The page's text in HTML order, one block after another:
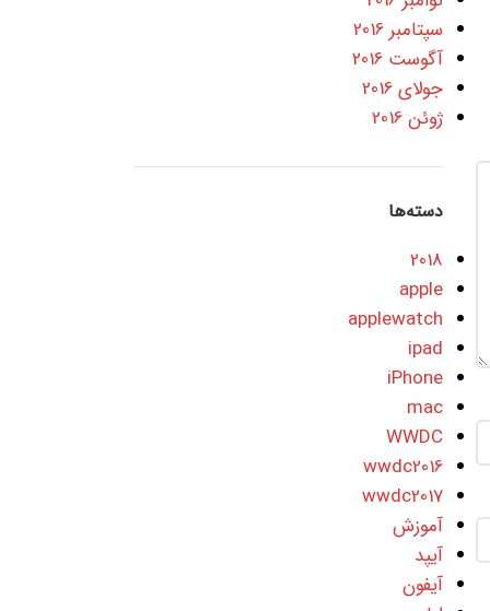
سپتامبر 2016
آگوست 2016
جولای 2016
ژوئن 2016
دسته‌ها
2018
apple
applewatch
ipad
iPhone
mac
WWDC
wwdc2016
wwdc2017
آموزش
آیپد
آیفون